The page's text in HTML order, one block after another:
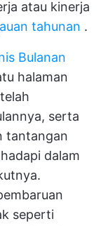
atau kinerja
tahunan .
Bulanan
halaman
serta
tantangan
dalam
seperti